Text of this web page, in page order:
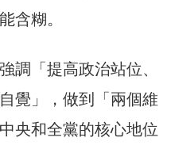
含糊。
調「提高政治站位、
覺」，做到「兩個維
央和全黨的核心地位